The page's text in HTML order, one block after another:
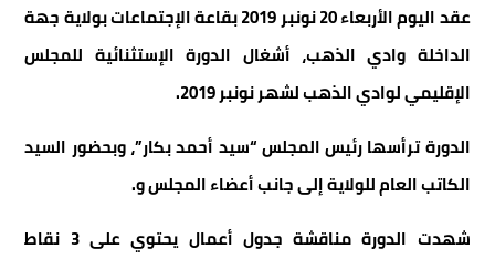
عقد اليوم الأربعاء 20 نونبر 2019 بقاعة الإجتماعات بولاية جهة
الداخلة وادي الذهب، أشغال الدورة الإستثنائية للمجلس
الإقليمي لوادي الذهب لشهر نونبر 2019.
الدورة ترأسها رئيس المجلس “سيد أحمد بكار”، وبحضور السيد
الكاتب العام للولاية إلى جانب أعضاء المجلس و.
شهدت الدورة مناقشة جدول أعمال يحتوي على 3 نقاط